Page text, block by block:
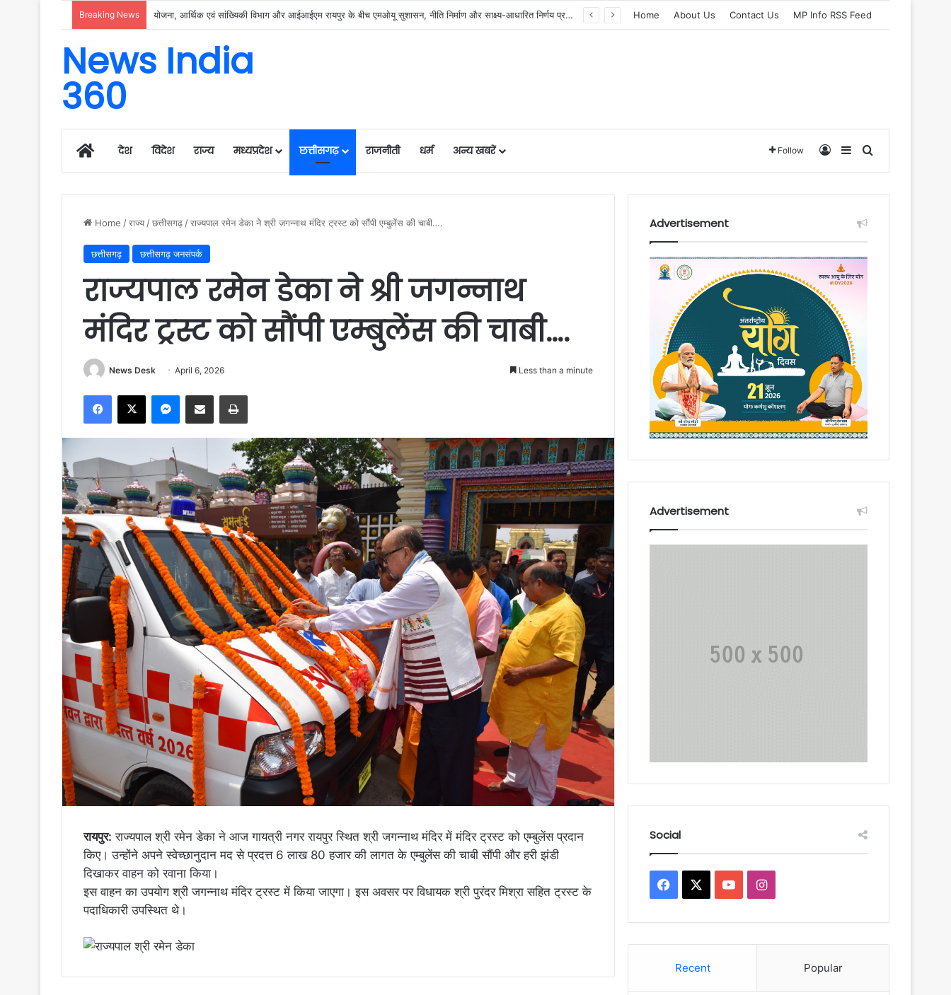
Breaking News रायगढ़ में विकास को मिल रही नई रफ्तार, हर क्षेत्र में मजबूत हो रही सुविधाओं की नींव: वित्त मंत्री ओपी चौधरी…… Home About Us Contact Us MP Info RSS Feed
News India
360
Homeदेश विदेश राज्य मध्यप्रदेश छत्तीसगढ़ राजनीती धर्म अन्य खबरें Follow Log InSidebarSearch for
Home /राज्य /छत्तीसगढ़ /राज्यपाल रमेन डेका ने श्री जगन्नाथ मंदिर ट्रस्ट को सौंपी एम्बुलेंस की चाबी….
छत्तीसगढ़ छत्तीसगढ़ जनसंपर्क
राज्यपाल रमेन डेका ने श्री जगन्नाथ
मंदिर ट्रस्ट को सौंपी एम्बुलेंस की चाबी….
News Desk April 6, 2026 Less than a minute
Facebook
X Messenger
Share via Email Print
रायपुर: राज्यपाल श्री रमेन डेका ने आज गायत्री नगर रायपुर स्थित श्री जगन्नाथ मंदिर में मंदिर ट्रस्ट को एम्बुलेंस प्रदान
किए। उन्होंने अपने स्वेच्छानुदान मद से प्रदत्त 6 लाख 80 हजार की लागत के एम्बुलेंस की चाबी सौंपी और हरी झंडी
दिखाकर वाहन को रवाना किया।
इस वाहन का उपयोग श्री जगन्नाथ मंदिर ट्रस्ट में किया जाएगा। इस अवसर पर विधायक श्री पुरंदर मिश्रा सहित ट्रस्ट के
पदाधिकारी उपस्थित थे।
Advertisement
Advertisement
Social
Facebook YouTubeInstagram
Recent Popular